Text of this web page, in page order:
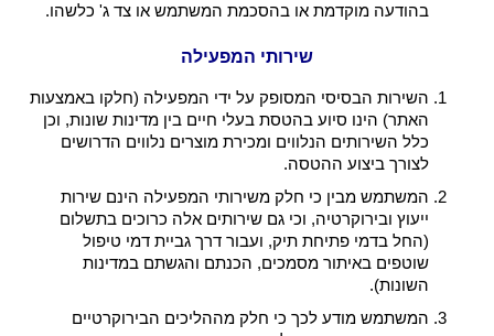
בהודעה מוקדמת או בהסכמת המשתמש או צד ג' כלשהו.
שירותי המפעילה
השירות הבסיסי המסופק על ידי המפעילה (חלקו באמצעות
האתר) הינו סיוע בהטסת בעלי חיים בין מדינות שונות, וכן
כלל השירותים הנלווים ומכירת מוצרים נלווים הדרושים
לצורך ביצוע ההטסה.
המשתמש מבין כי חלק משירותי המפעילה הינם שירות
ייעוץ ובירוקרטיה, וכי גם שירותים אלה כרוכים בתשלום
(החל בדמי פתיחת תיק, ועבור דרך גביית דמי טיפול
שוטפים באיתור מסמכים, הכנתם והגשתם במדינות
השונות).
המשתמש מודע לכך כי חלק מההליכים הבירוקרטיים